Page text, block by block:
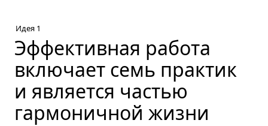
Идея 1
Эффективная работа
включает семь практик
и является частью
гармоничной жизни